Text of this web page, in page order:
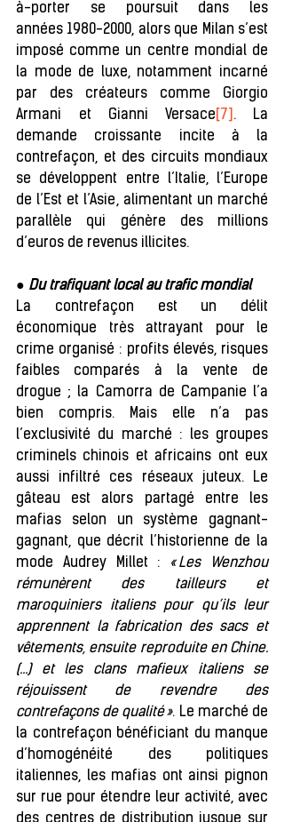
à-porter se poursuit dans les
années 1980-2000, alors que Milan s’est
imposé comme un centre mondial de
la mode de luxe, notamment incarné
par des créateurs comme Giorgio
Armani et Gianni Versace [7] . La
demande croissante incite à la
contrefaçon, et des circuits mondiaux
se développent entre l’Italie, l’Europe
de l’Est et l’Asie, alimentant un marché
parallèle qui génère des millions
d’euros de revenus illicites.
● Du trafiquant local au trafic mondial
La contrefaçon est un délit
économique très attrayant pour le
crime organisé : profits élevés, risques
faibles comparés à la vente de
drogue ; la Camorra de Campanie l’a
bien compris. Mais elle n’a pas
l’exclusivité du marché : les groupes
criminels chinois et africains ont eux
aussi infiltré ces réseaux juteux. Le
gâteau est alors partagé entre les
mafias selon un système gagnant-
gagnant, que décrit l’historienne de la
mode Audrey Millet :
« Les Wenzhou
rémunèrent des tailleurs et
maroquiniers italiens pour qu’ils leur
apprennent la fabrication des sacs et
vêtements, ensuite reproduite en Chine.
(…) et les clans mafieux italiens se
réjouissent de revendre des
contrefaçons de qualité ». Le marché de
la contrefaçon bénéficiant du manque
d’homogénéité des politiques
italiennes, les mafias ont ainsi pignon
sur rue pour étendre leur activité, avec
des centres de distribution jusque sur